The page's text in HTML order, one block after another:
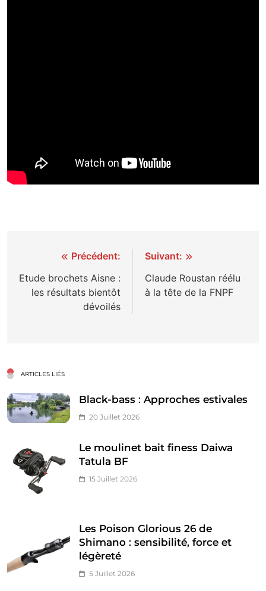
Navigation
de
l’article
Précédent:
Etude brochets Aisne :
les résultats bientôt
dévoilés
Suivant:
Claude Roustan réélu
à la tête de la FNPF
ARTICLES LIÉS
Black-bass : Approches estivales
20 Juillet 2026
Le moulinet bait finess Daiwa
Tatula BF
15 Juillet 2026
Les Poison Glorious 26 de
Shimano : sensibilité, force et
légèreté
5 Juillet 2026